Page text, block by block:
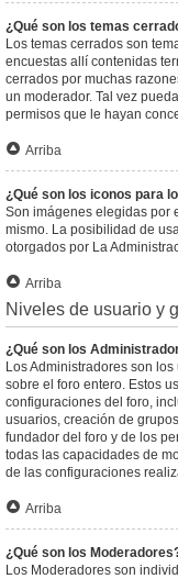
¿Qué son los temas
Los temas cerrados son
encuestas allí contenidas
cerrados por muchas
un moderador. Tal vez
permisos que le hayan
Arriba
¿Qué son los iconos para
Son imágenes elegidas por
mismo. La posibilidad de
otorgados por La
Arriba
Niveles de usuario y
¿Qué son los
Los Administradores son
sobre el foro entero. Estos
configuraciones del foro,
usuarios, creación de
fundador del foro y de los
todas las capacidades de
de las configuraciones
Arriba
¿Qué son los
Los Moderadores son